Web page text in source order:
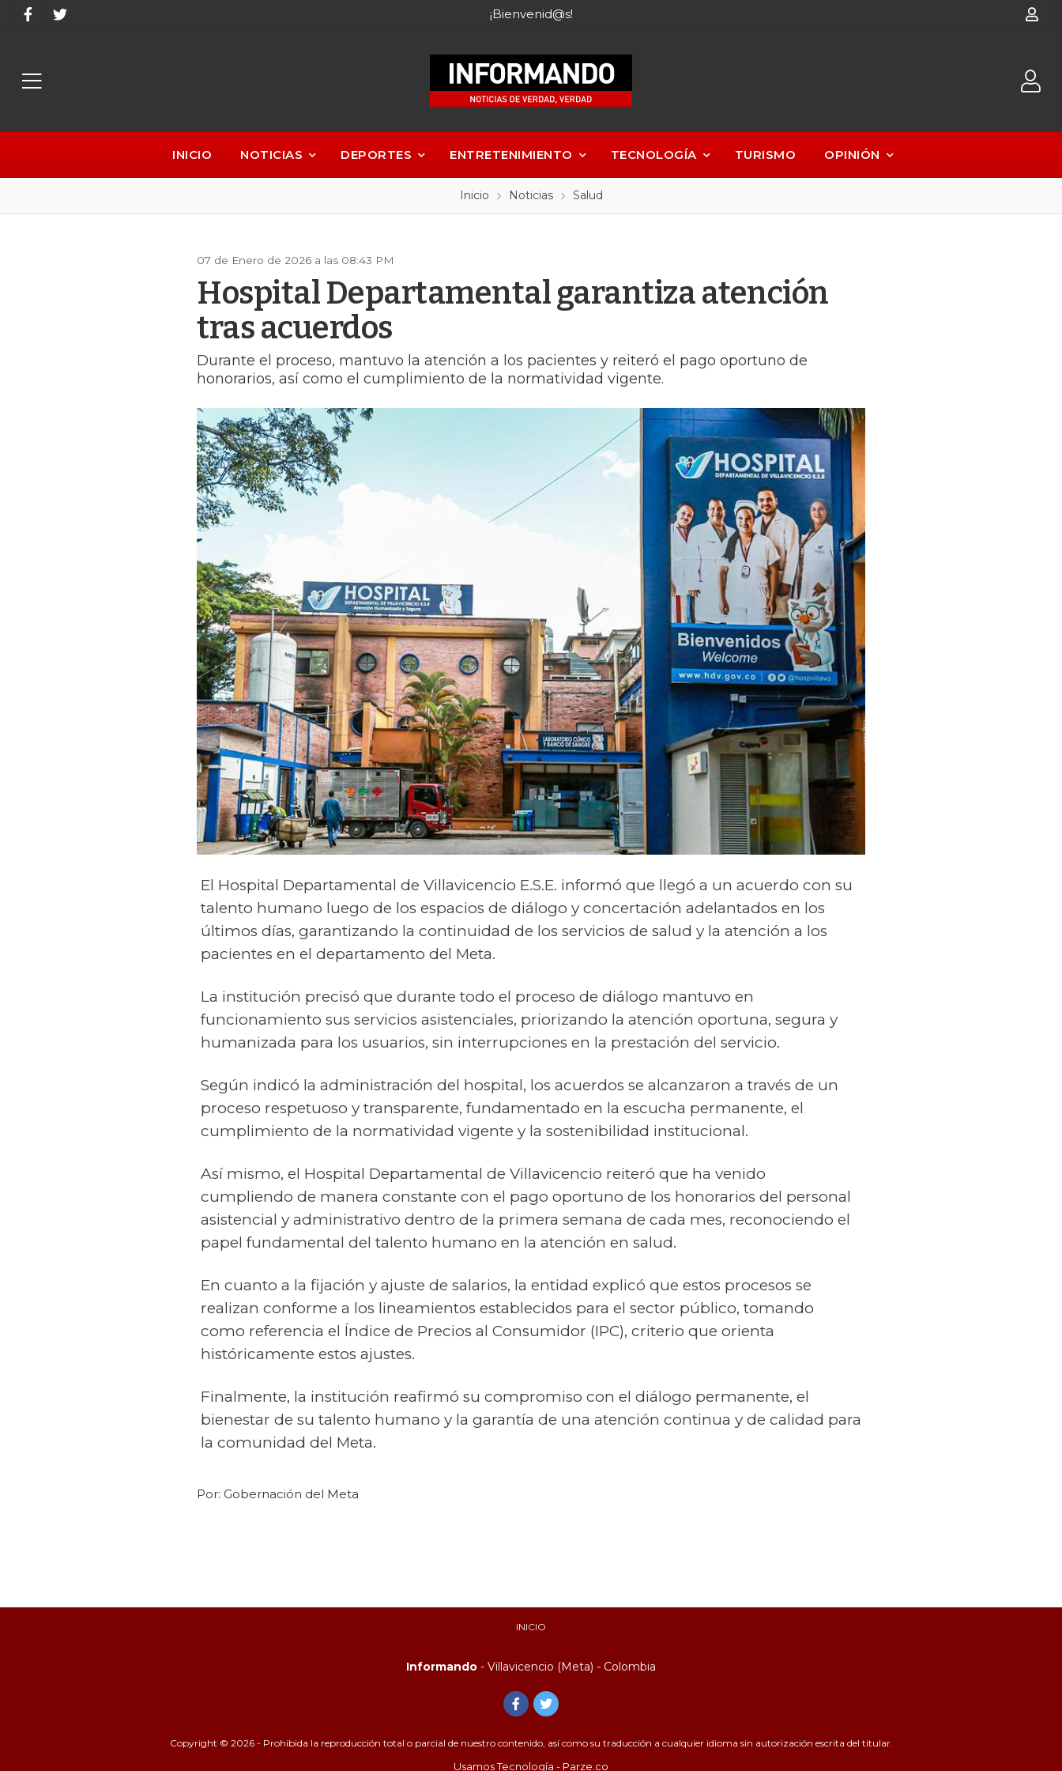
¡Bienvenid@s!
INICIO NOTICIAS DEPORTES ENTRETENIMIENTO TECNOLOGÍA TURISMO OPINIÓN
Inicio Noticias Salud
07 de Enero de 2026 a las 08:43 PM
Hospital Departamental garantiza atención
tras acuerdos
Durante el proceso, mantuvo la atención a los pacientes y reiteró el pago oportuno de
honorarios, así como el cumplimiento de la normatividad vigente.
El Hospital Departamental de Villavicencio E.S.E. informó que llegó a un acuerdo con su
talento humano luego de los espacios de diálogo y concertación adelantados en los
últimos días, garantizando la continuidad de los servicios de salud y la atención a los
pacientes en el departamento del Meta.
La institución precisó que durante todo el proceso de diálogo mantuvo en
funcionamiento sus servicios asistenciales, priorizando la atención oportuna, segura y
humanizada para los usuarios, sin interrupciones en la prestación del servicio.
Según indicó la administración del hospital, los acuerdos se alcanzaron a través de un
proceso respetuoso y transparente, fundamentado en la escucha permanente, el
cumplimiento de la normatividad vigente y la sostenibilidad institucional.
Así mismo, el Hospital Departamental de Villavicencio reiteró que ha venido
cumpliendo de manera constante con el pago oportuno de los honorarios del personal
asistencial y administrativo dentro de la primera semana de cada mes, reconociendo el
papel fundamental del talento humano en la atención en salud.
En cuanto a la fijación y ajuste de salarios, la entidad explicó que estos procesos se
realizan conforme a los lineamientos establecidos para el sector público, tomando
como referencia el Índice de Precios al Consumidor (IPC), criterio que orienta
históricamente estos ajustes.
Finalmente, la institución reafirmó su compromiso con el diálogo permanente, el
bienestar de su talento humano y la garantía de una atención continua y de calidad para
la comunidad del Meta.
Por: Gobernación del Meta
INICIO
Informando - Villavicencio (Meta) - Colombia
Copyright © 2026 - Prohibida la reproducción total o parcial de nuestro contenido, así como su traducción a cualquier idioma sin autorización escrita del titular.
Usamos Tecnología - Parze.co